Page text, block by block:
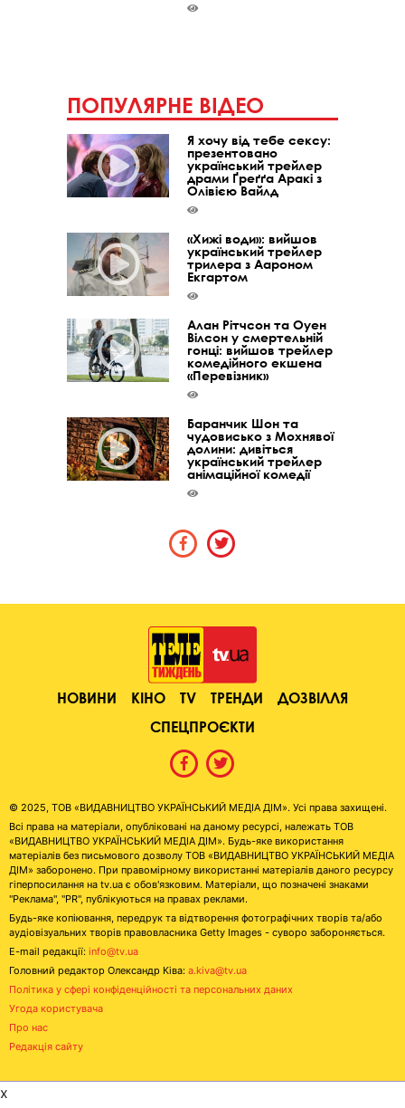
ПОПУЛЯРНЕ ВІДЕО
Я хочу від тебе сексу:
презентовано
український трейлер
драми Ґреґґа Аракі з
Олівією Вайлд
«Хижі води»: вийшов
український трейлер
трилера з Аароном
Екгартом
Алан Рітчсон та Оуен
Вілсон у смертельній
гонці: вийшов трейлер
комедійного екшена
«Перевізник»
Баранчик Шон та
чудовисько з Мохнявої
долини: дивіться
український трейлер
анімаційної комедії
НОВИНИ КІНО TV ТРЕНДИ
ДОЗВІЛЛЯ
СПЕЦПРОЄКТИ
© 2025, ТОВ «ВИДАВНИЦТВО УКРАЇНСЬКИЙ МЕДІА ДІМ». Усі права захищені.
Всі права на матеріали, опубліковані на даному ресурсі, належать ТОВ
«ВИДАВНИЦТВО УКРАЇНСЬКИЙ МЕДІА ДІМ». Будь-яке використання
матеріалів без письмового дозволу ТОВ «ВИДАВНИЦТВО УКРАЇНСЬКИЙ МЕДІА
ДІМ» заборонено. При правомірному використанні матеріалів даного ресурсу
гіперпосилання на tv.ua є обов'язковим. Матеріали, що позначені знаками
"Реклама", "PR", публікуються на правах реклами.
Будь-яке копіювання, передрук та відтворення фотографічних творів та/або
аудіовізуальних творів правовласника Getty Images - суворо забороняється.
E-mail редакції: info@tv.ua
Головний редактор Олександр Ківа: a.kiva@tv.ua
Політика у сфері конфіденційності та персональних даних
Угода користувача
Про нас
Редакція сайту
x